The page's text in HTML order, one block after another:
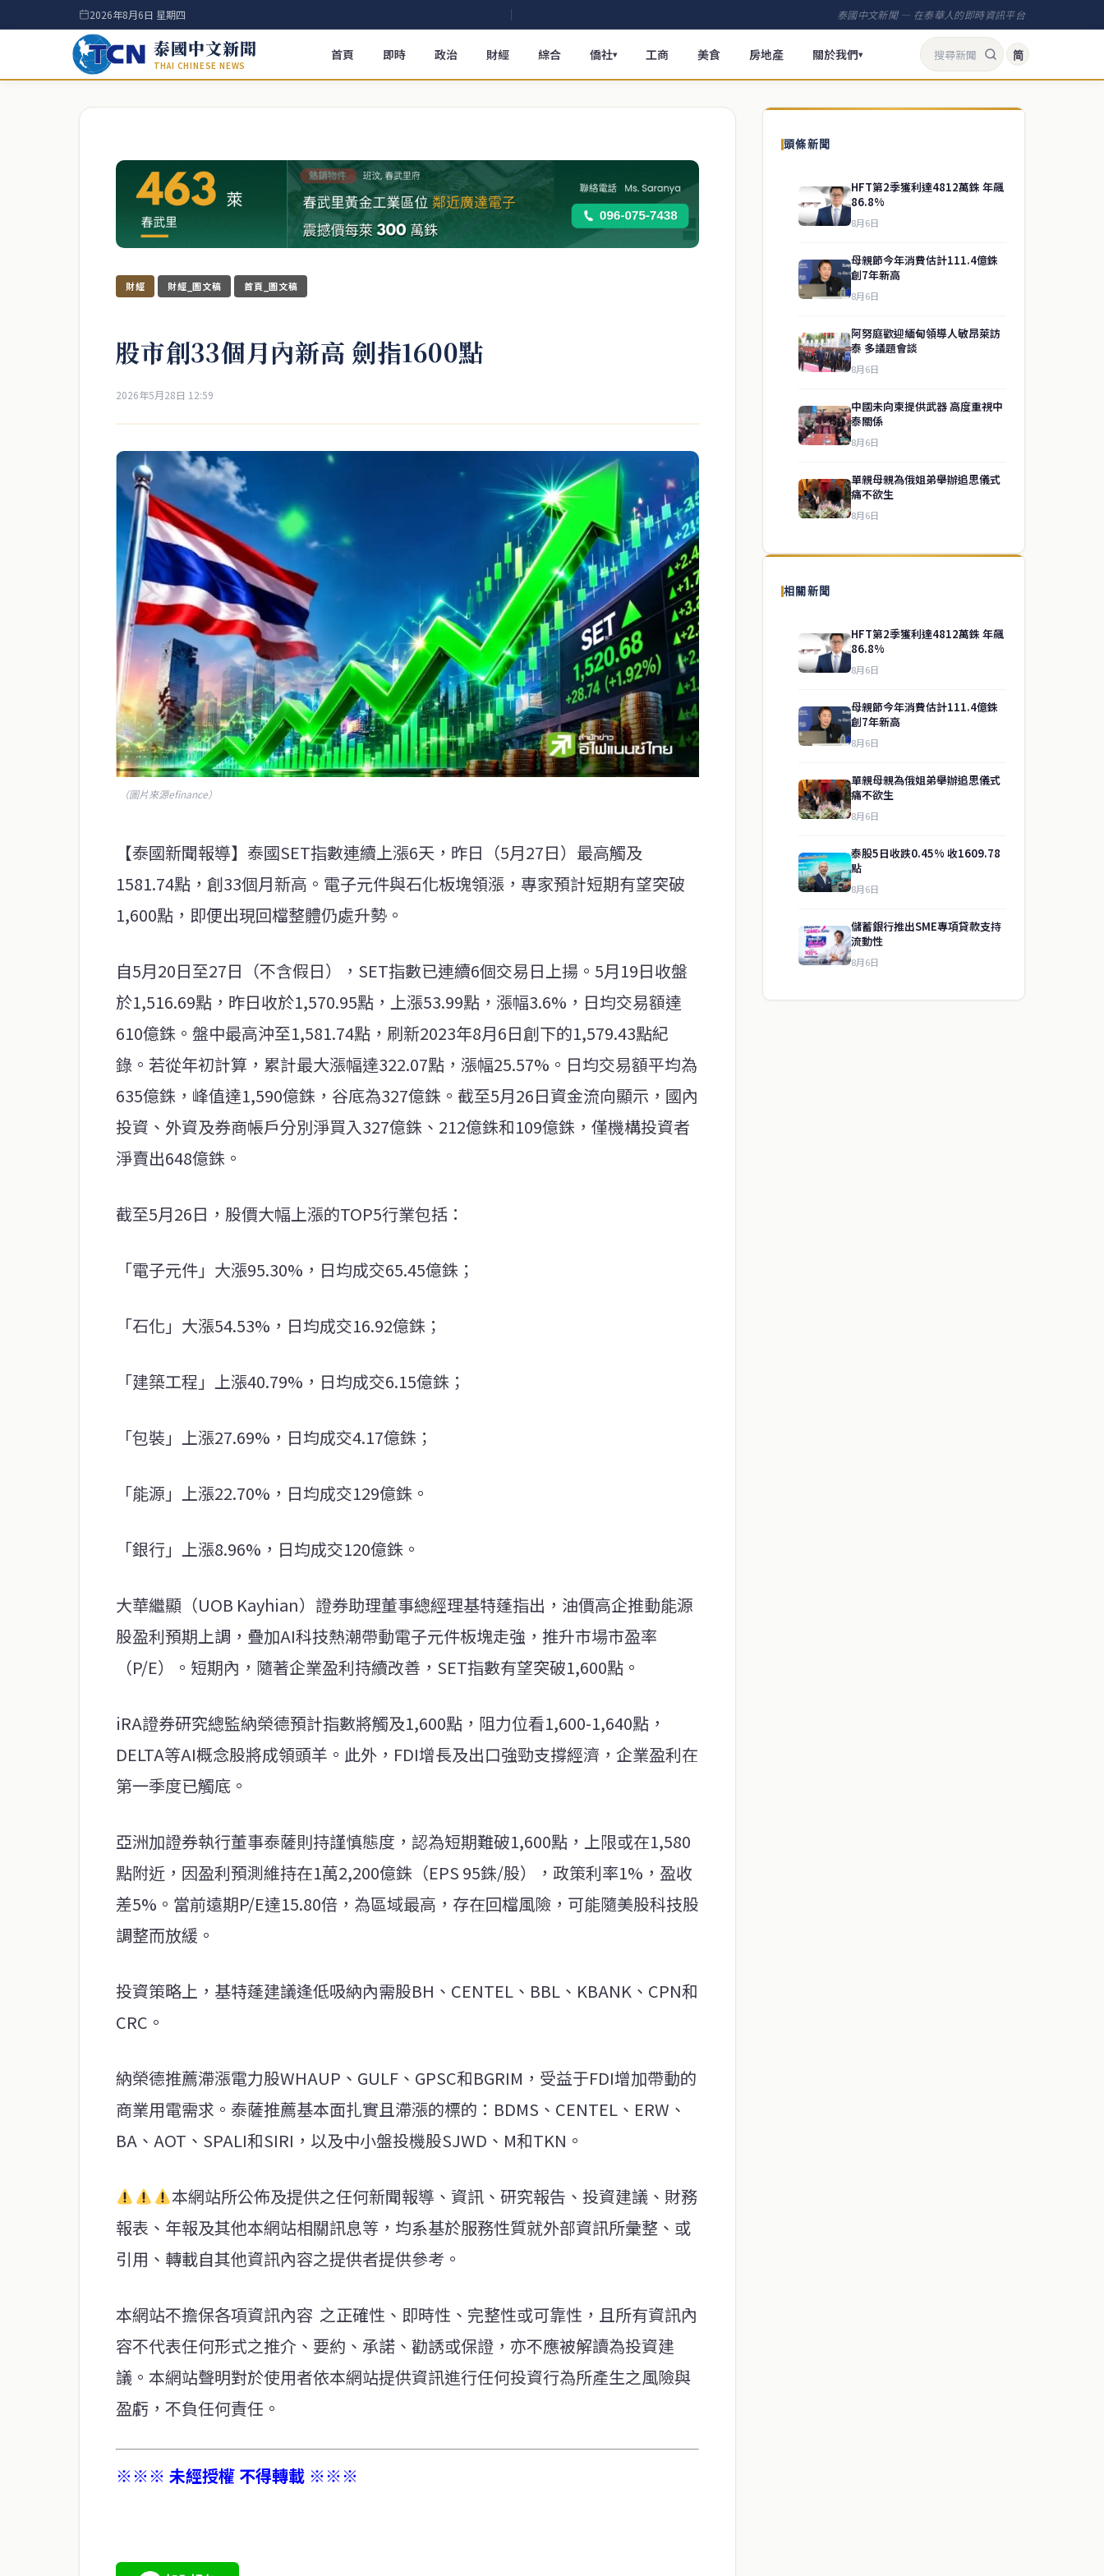
2026年8月6日 星期四 泰國中文新聞 — 在泰華人的即時資訊平台
泰國中文新聞
THAI CHINESE NEWS
首頁 即時 政治 財經 綜合 僑社▾ 工商 美食 房地產 關於我們▾ 简
財經 財經_圖文稿 首頁_圖文稿
股市創33個月內新高 劍指1600點
2026年5月28日 12:59
（圖片來源efinance）
【泰國新聞報導】泰國SET指數連續上漲6天，昨日（5月27日）最高觸及
1581.74點，創33個月新高。電子元件與石化板塊領漲，專家預計短期有望突破
1,600點，即便出現回檔整體仍處升勢。
自5月20日至27日（不含假日），SET指數已連續6個交易日上揚。5月19日收盤
於1,516.69點，昨日收於1,570.95點，上漲53.99點，漲幅3.6%，日均交易額達
610億銖。盤中最高沖至1,581.74點，刷新2023年8月6日創下的1,579.43點紀
錄。若從年初計算，累計最大漲幅達322.07點，漲幅25.57%。日均交易額平均為
635億銖，峰值達1,590億銖，谷底為327億銖。截至5月26日資金流向顯示，國內
投資、外資及券商帳戶分別淨買入327億銖、212億銖和109億銖，僅機構投資者
淨賣出648億銖。
截至5月26日，股價大幅上漲的TOP5行業包括：
「電子元件」大漲95.30%，日均成交65.45億銖；
「石化」大漲54.53%，日均成交16.92億銖；
「建築工程」上漲40.79%，日均成交6.15億銖；
「包裝」上漲27.69%，日均成交4.17億銖；
「能源」上漲22.70%，日均成交129億銖。
「銀行」上漲8.96%，日均成交120億銖。
大華繼顯（UOB Kayhian）證券助理董事總經理基特蓬指出，油價高企推動能源
股盈利預期上調，疊加AI科技熱潮帶動電子元件板塊走強，推升市場市盈率
（P/E）。短期內，隨著企業盈利持續改善，SET指數有望突破1,600點。
iRA證券研究總監納榮德預計指數將觸及1,600點，阻力位看1,600-1,640點，
DELTA等AI概念股將成領頭羊。此外，FDI增長及出口強勁支撐經濟，企業盈利在
第一季度已觸底。
亞洲加證券執行董事泰薩則持謹慎態度，認為短期難破1,600點，上限或在1,580
點附近，因盈利預測維持在1萬2,200億銖（EPS 95銖/股），政策利率1%，盈收
差5%。當前遠期P/E達15.80倍，為區域最高，存在回檔風險，可能隨美股科技股
調整而放緩。
投資策略上，基特蓬建議逢低吸納內需股BH、CENTEL、BBL、KBANK、CPN和
CRC。
納榮德推薦滯漲電力股WHAUP、GULF、GPSC和BGRIM，受益于FDI增加帶動的
商業用電需求。泰薩推薦基本面扎實且滯漲的標的：BDMS、CENTEL、ERW、
BA、AOT、SPALI和SIRI，以及中小盤投機股SJWD、M和TKN。
本網站所公佈及提供之任何新聞報導、資訊、研究報告、投資建議、財務
報表、年報及其他本網站相關訊息等，均系基於服務性質就外部資訊所彙整、或
引用、轉載自其他資訊內容之提供者提供參考。
本網站不擔保各項資訊內容 之正確性、即時性、完整性或可靠性，且所有資訊內
容不代表任何形式之推介、要約、承諾、勸誘或保證，亦不應被解讀為投資建
議。本網站聲明對於使用者依本網站提供資訊進行任何投資行為所產生之風險與
盈虧，不負任何責任。
※※※ 未經授權 不得轉載 ※※※
頭條新聞
HFT第2季獲利達4812萬銖 年飆
86.8%
8月6日
母親節今年消費估計111.4億銖
創7年新高
8月6日
阿努庭歡迎緬甸領導人敏昂萊訪
泰 多議題會談
8月6日
中國未向柬提供武器 高度重視中
泰關係
8月6日
單親母親為俄姐弟舉辦追思儀式
痛不欲生
8月6日
相關新聞
HFT第2季獲利達4812萬銖 年飆
86.8%
8月6日
母親節今年消費估計111.4億銖
創7年新高
8月6日
單親母親為俄姐弟舉辦追思儀式
痛不欲生
8月6日
泰股5日收跌0.45% 收1609.78
點
8月6日
儲蓄銀行推出SME專項貸款支持
流動性
8月6日